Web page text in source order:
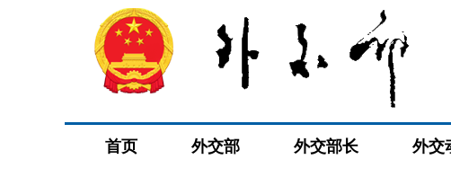
首页 外交部 外交部长 外交